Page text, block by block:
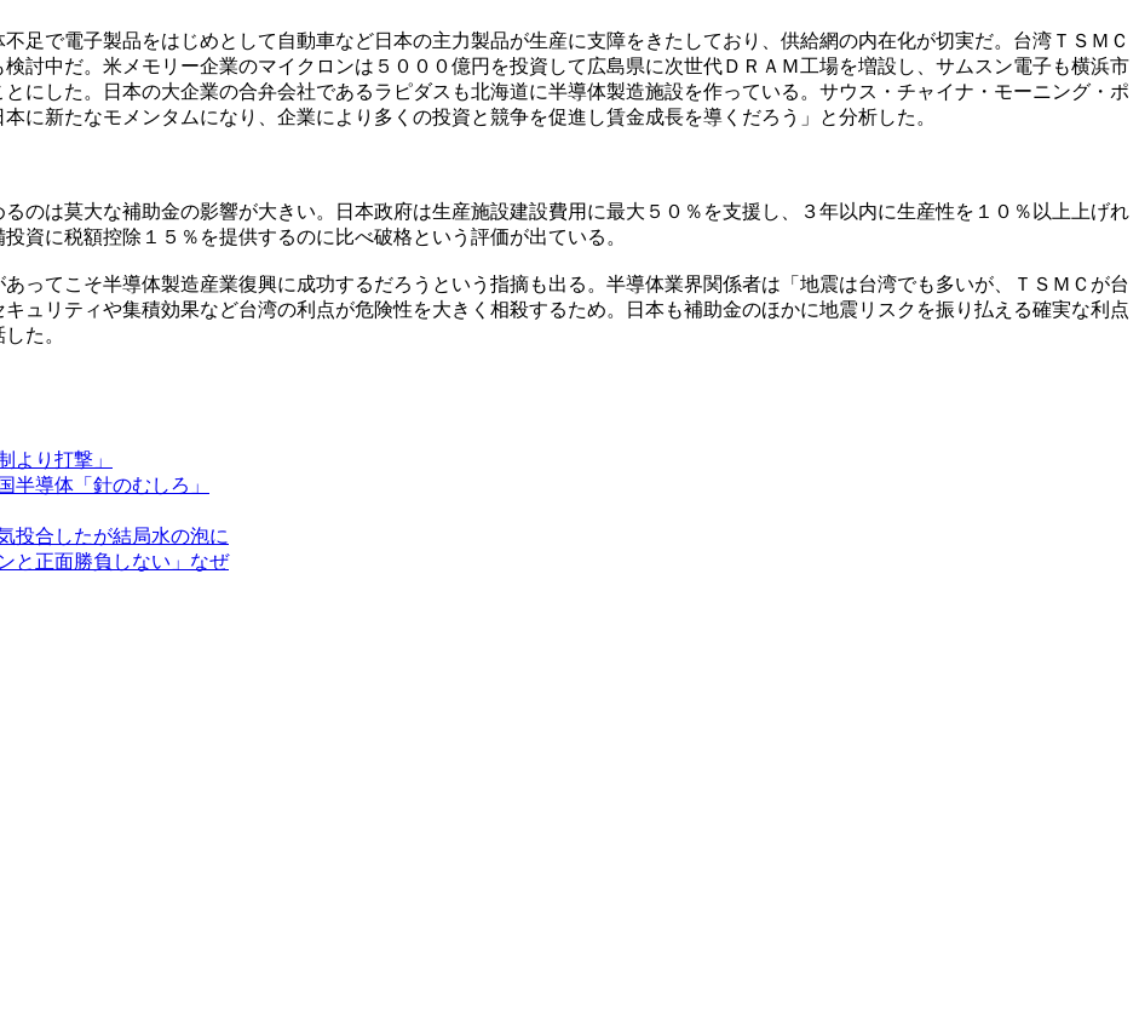
足で電子製品をはじめとして自動車など日本の主力製品が生産に支障をきたしており、供給網の内在化が切実だ。台湾ＴＳＭＣ
討中だ。米メモリー企業のマイクロンは５０００億円を投資して広島県に次世代ＤＲＡＭ工場を増設し、サムスン電子も横浜市
にした。日本の大企業の合弁会社であるラピダスも北海道に半導体製造施設を作っている。サウス・チャイナ・モーニング・ポ
に新たなモメンタムになり、企業により多くの投資と競争を促進し賃金成長を導くだろう」と分析した。
のは莫大な補助金の影響が大きい。日本政府は生産施設建設費用に最大５０％を支援し、３年以内に生産性を１０％以上上げれ
資に税額控除１５％を提供するのに比べ破格という評価が出ている。
ってこそ半導体製造産業復興に成功するだろうという指摘も出る。半導体業界関係者は「地震は台湾でも多いが、ＴＳＭＣが台
ュリティや集積効果など台湾の利点が危険性を大きく相殺するため。日本も補助金のほかに地震リスクを振り払える確実な利点
た。
より打撃」
導体「針のむしろ」
投合したが結局水の泡に
と正面勝負しない」なぜ